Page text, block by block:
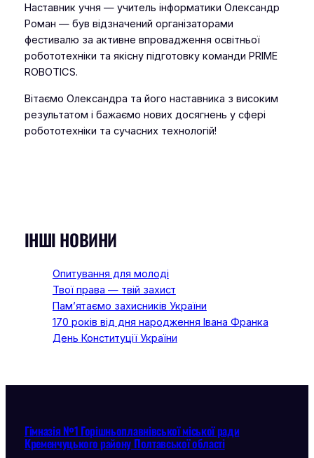
Наставник учня — учитель інформатики Олександр
Роман — був відзначений організаторами
фестивалю за активне впровадження освітньої
робототехніки та якісну підготовку команди PRIME
ROBOTICS.
Вітаємо Олександра та його наставника з високим
результатом і бажаємо нових досягнень у сфері
робототехніки та сучасних технологій!
ІНШІ НОВИНИ
Опитування для молоді
Твої права — твій захист
Пам’ятаємо захисників України
170 років від дня народження Івана Франка
День Конституції України
Гімназія №1 Горішньоплавнівської міської ради
Кременчуцького району Полтавської області